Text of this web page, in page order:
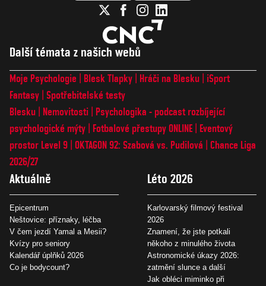
Další témata z našich webů
Moje Psychologie Blesk Tlapky Hráči na Blesku
iSport
Fantasy Spotřebitelské testy
Blesku
Nemovitosti
Psychologika - podcast rozbíjející
psychologické mýty
Fotbalové přestupy ONLINE
Eventový
prostor Level 9 OKTAGON 92: Szabová vs. Pudilová
Chance Liga
2026/27
Aktuálně
Epicentrum
Neštovice: příznaky, léčba
V čem jezdí Yamal a Mesii?
Kvízy pro seniory
Kalendář úplňků 2026
Co je bodycount?
Léto 2026
Karlovarský filmový festival
2026
Znamení, že jste potkali
někoho z minulého života
Astronomické úkazy 2026:
zatmění slunce a další
Jak obléci miminko při